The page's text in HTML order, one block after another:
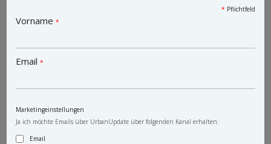
* Pflichtfeld
Vorname*
Email*
Marketingeinstellungen
Ja ich möchte Emails über UrbanUpdate über folgenden Kanal erhalten:
Email